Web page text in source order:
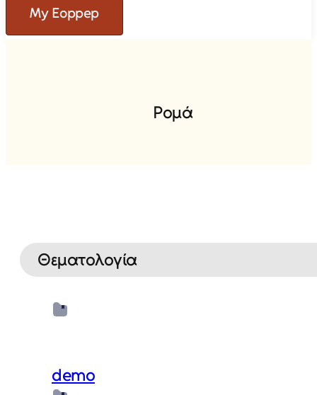
My Eoppep
Ρομά
Θεματολογία
demo